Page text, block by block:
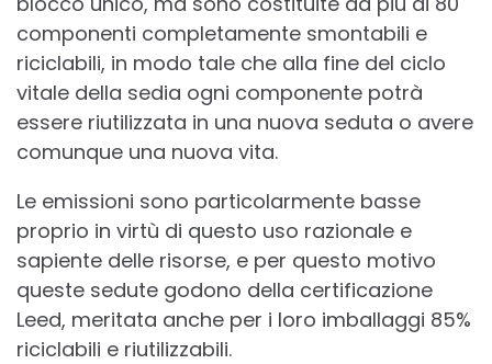
componenti completamente smontabili e
riciclabili, in modo tale che alla fine del ciclo
vitale della sedia ogni componente potrà
essere riutilizzata in una nuova seduta o avere
comunque una nuova vita.
Le emissioni sono particolarmente basse
proprio in virtù di questo uso razionale e
sapiente delle risorse, e per questo motivo
queste sedute godono della certificazione
Leed, meritata anche per i loro imballaggi 85%
riciclabili e riutilizzabili.